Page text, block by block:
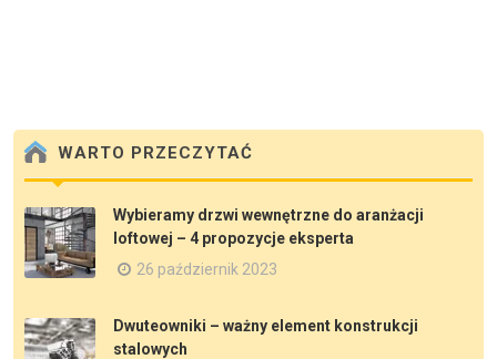
WARTO PRZECZYTAĆ
Wybieramy drzwi wewnętrzne do aranżacji
loftowej – 4 propozycje eksperta
26 październik 2023
Dwuteowniki – ważny element konstrukcji
stalowych